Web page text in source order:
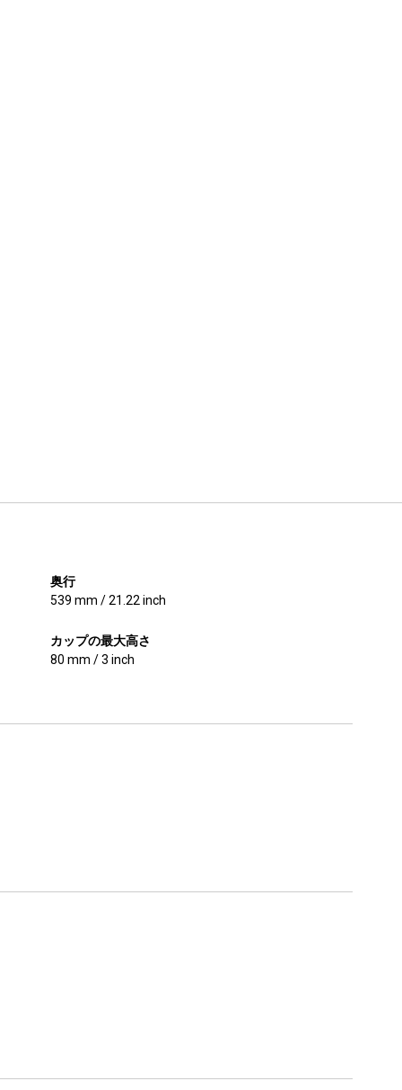
奥行
539 mm / 21.22 inch
カップの最大高さ
80 mm / 3 inch
ロード もっと見る